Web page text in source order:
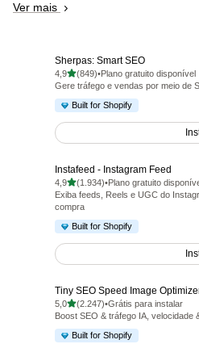
Ver mais
Sherpas: Smart SEO
4,9de 5 estrelas
(849)
849 avaliações ao todo
•Plano gratuito disponível
Gere tráfego e vendas por meio de
Built for Shopify
Instafeed ‑ Instagram Feed
4,9de 5 estrelas
(1.934)
1934 avaliações ao todo
•Plano gratuito
Exiba feeds, Reels e UGC do
compra
Built for Shopify
Tiny SEO Speed Image
5,0de 5 estrelas
(2.247)
2247 avaliações ao todo
•Grátis para instalar
Boost SEO & tráfego IA, velocidade
Built for Shopify